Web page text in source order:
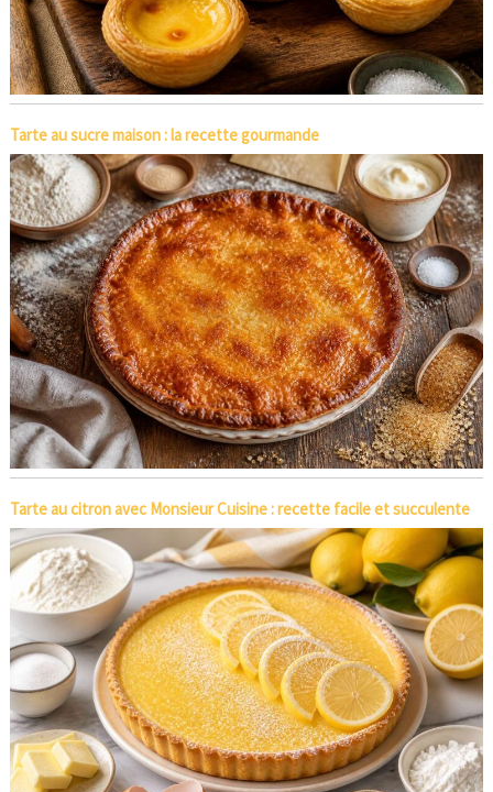
Tarte au sucre maison : la recette gourmande
Tarte au citron avec Monsieur Cuisine : recette facile et succulente